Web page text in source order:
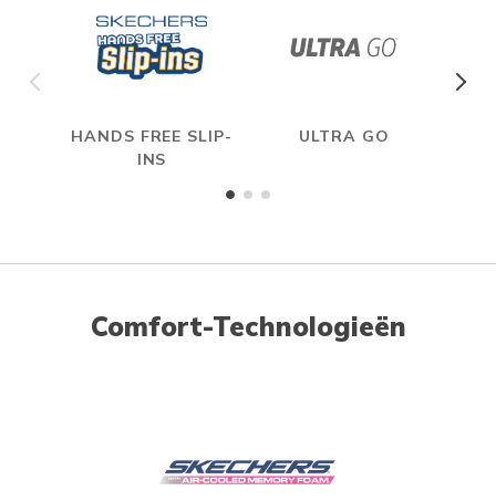
HANDS FREE SLIP-
INS
ULTRA GO
Comfort-Technologieën